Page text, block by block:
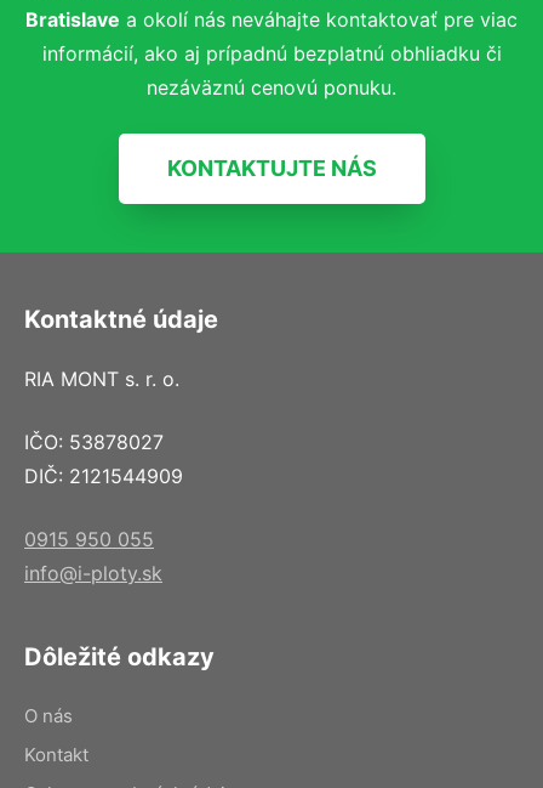
Bratislave a okolí nás neváhajte kontaktovať pre viac
informácií, ako aj prípadnú bezplatnú obhliadku či
nezáväznú cenovú ponuku.
KONTAKTUJTE NÁS
Kontaktné údaje
RIA MONT s. r. o.
IČO: 53878027
DIČ: 2121544909
0915 950 055
info@i-ploty.sk
Dôležité odkazy
O nás
Kontakt